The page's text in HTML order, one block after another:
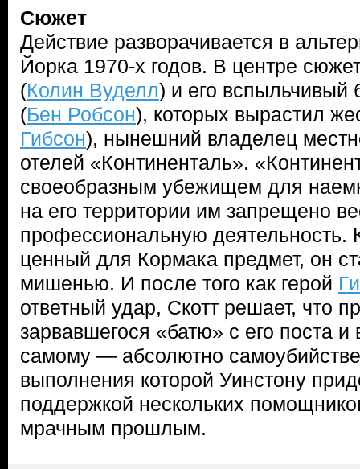
Сюжет
Действие разворачивается в
Йорка 1970-х годов. В центре
(Колин Вуделл) и его вспыльчивый
(Бен Робсон), которых вырастил
Гибсон), нынешний владелец
отелей «Континенталь».
своеобразным убежищем для
на его территории им запрещено
профессиональную деятельность.
ценный для Кормака предмет, он
мишенью. И после того как герой
ответный удар, Скотт решает, что
зарвавшегося «батю» с его поста и
самому — абсолютно
выполнения которой Уинстону
поддержкой нескольких
мрачным прошлым.